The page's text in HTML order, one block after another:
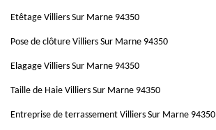
Etêtage Villiers Sur Marne 94350
Pose de clôture Villiers Sur Marne 94350
Elagage Villiers Sur Marne 94350
Taille de Haie Villiers Sur Marne 94350
Entreprise de terrassement Villiers Sur Marne 94350